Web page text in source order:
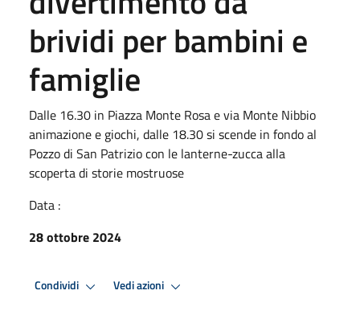
brividi per bambini e
famiglie
Dalle 16.30 in Piazza Monte Rosa e via Monte Nibbio
animazione e giochi, dalle 18.30 si scende in fondo al
Pozzo di San Patrizio con le lanterne-zucca alla
scoperta di storie mostruose
Data :
28 ottobre 2024
Condividi Vedi azioni